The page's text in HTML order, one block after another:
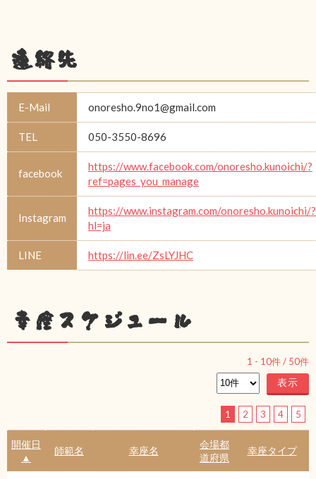
連絡先
E-Mail onoresho.9no1@gmail.com
TEL 050-3550-8696
facebook
https://www.facebook.com/onoresho.kunoichi/?
ref=pages_you_manage
Instagram
https://www.instagram.com/onoresho.kunoichi/?
hl=ja
LINE https://lin.ee/ZsLYJHC
幸座スケジュール
1 - 10件 / 50件
1 2 3 4 5
開催日
▲
師範名 幸座名
会場都
道府県
幸座タイプ